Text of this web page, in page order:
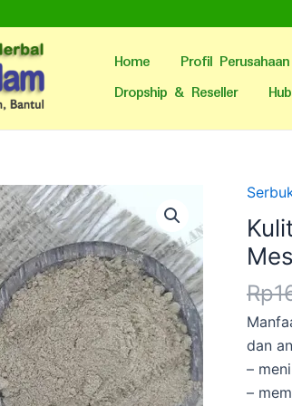
Home Profil Perusahaan
Dropship & Reseller
Rp
dan
–
–